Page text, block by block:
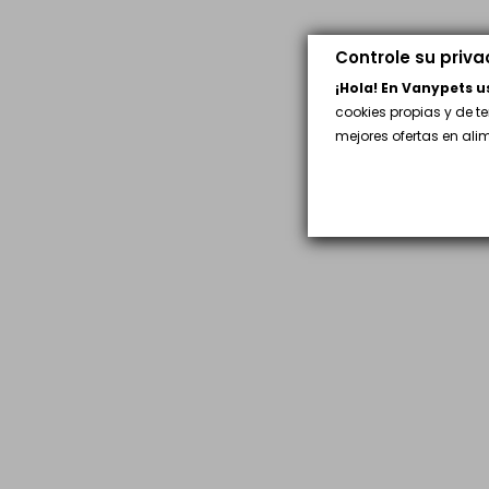
Controle su
¡Hola! En Vanypets
cookies propias y de
mejores ofertas en